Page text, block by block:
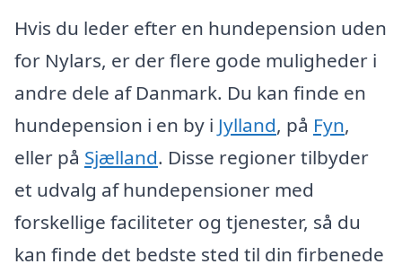
Hvis du leder efter en hundepension uden
for Nylars, er der flere gode muligheder i
andre dele af Danmark. Du kan finde en
hundepension i en by i Jylland, på Fyn,
eller på Sjælland. Disse regioner tilbyder
et udvalg af hundepensioner med
forskellige faciliteter og tjenester, så du
kan finde det bedste sted til din firbenede